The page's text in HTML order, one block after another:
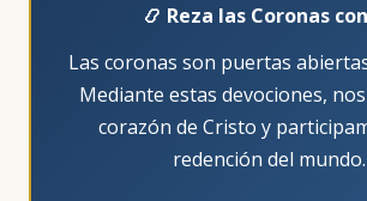
📿 Reza las Coronas
Las coronas son puertas
Mediante estas devociones,
corazón de Cristo y
redención del mundo.